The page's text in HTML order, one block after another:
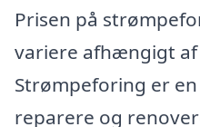
Prisen på
variere afhængigt
Strømpeforing er
reparere og